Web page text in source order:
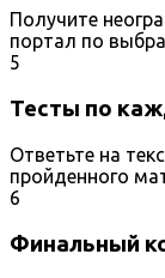
Получите
портал по
5
Тесты по
Ответьте на
пройденного
6
Финальный